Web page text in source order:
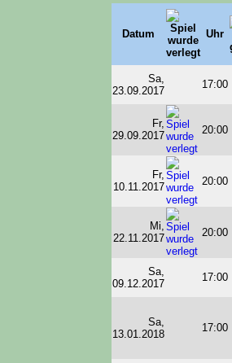
Datum Uhr
Sa,
23.09.2017
17:00
Fr,
29.09.2017
20:00
Fr,
10.11.2017
20:00
Mi,
22.11.2017
20:00
Sa,
09.12.2017
17:00
Sa,
13.01.2018
17:00